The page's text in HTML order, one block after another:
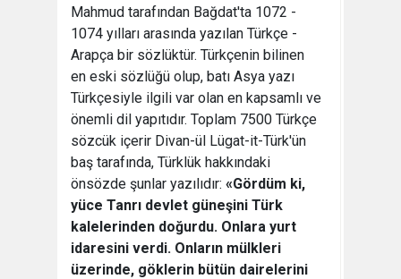
Mahmud tarafından Bağdat'ta 1072 -
1074 yılları arasında yazılan Türkçe -
Arapça bir sözlüktür. Türkçenin bilinen
en eski sözlüğü olup, batı Asya yazı
Türkçesiyle ilgili var olan en kapsamlı ve
önemli dil yapıtıdır. Toplam 7500 Türkçe
sözcük içerir Divan-ül Lügat-it-Türk'ün
baş tarafında, Türklük hakkındaki
önsözde şunlar yazılıdır: «Gördüm ki,
yüce Tanrı devlet güneşini Türk
kalelerinden doğurdu. Onlara yurt
idaresini verdi. Onların mülkleri
üzerinde, göklerin bütün dairelerini